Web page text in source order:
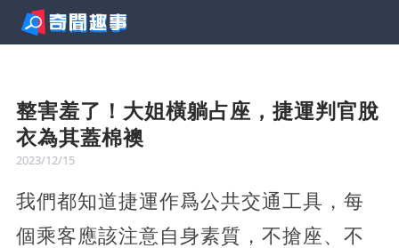
整害羞了！大姐橫躺占座，捷運判官脫
衣為其蓋棉襖
2023/12/15
我們都知道捷運作爲公共交通工具，每
個乘客應該注意自身素質，不搶座、不